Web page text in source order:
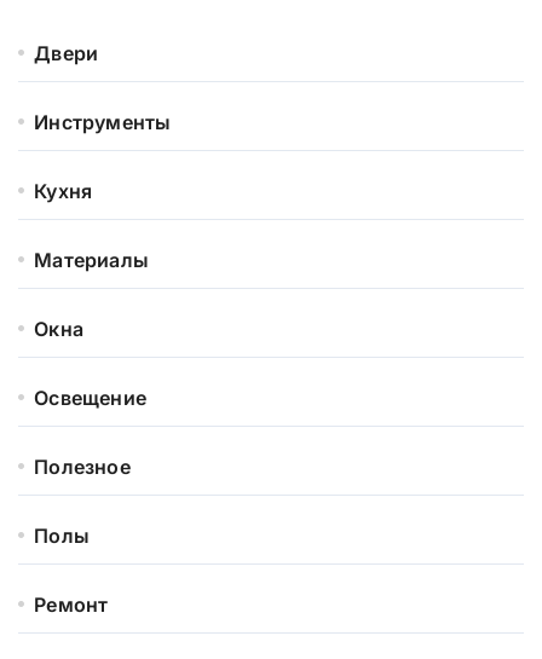
Двери
Инструменты
Кухня
Материалы
Окна
Освещение
Полезное
Полы
Ремонт